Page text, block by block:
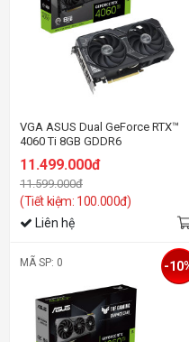
VGA ASUS Dual GeForce RTX™
4060 Ti 8GB GDDR6
11.499.000đ
11.599.000đ
(Tiết kiệm: 100.000đ)
Liên hệ
MÃ SP: 0 -